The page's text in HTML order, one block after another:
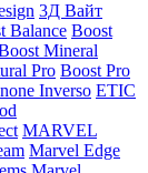
3Д Вайт
Balance Boost
Mineral
Pro Boost Pro
Inverso ETIC
MARVEL
Marvel Edge